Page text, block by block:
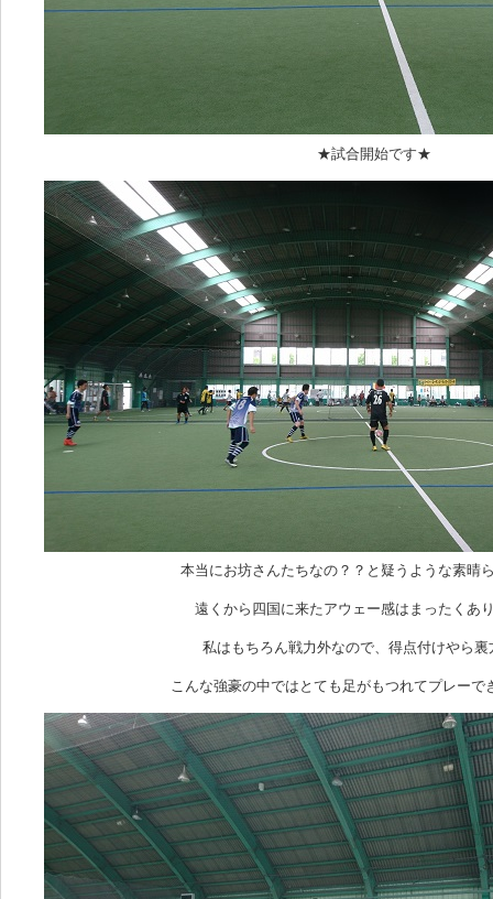
★試合開始です★
本当にお坊さんたちなの？？と疑うような素晴
遠くから四国に来たアウェー感はまったくあ
私はもちろん戦力外なので、得点付けやら裏
こんな強豪の中ではとても足がもつれてプレーで